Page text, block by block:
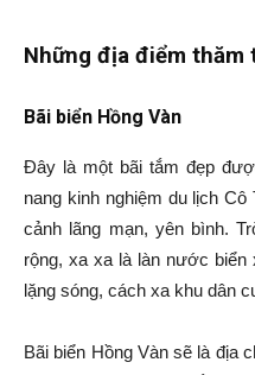
Những địa điểm thăm
Bãi biển Hồng Vàn
Đây là một bãi tắm đẹp
nang kinh nghiệm du lịch
cảnh lãng mạn, yên bình.
rộng, xa xa là làn nước biển
lặng sóng, cách xa khu dân
Bãi biển Hồng Vàn sẽ là địa